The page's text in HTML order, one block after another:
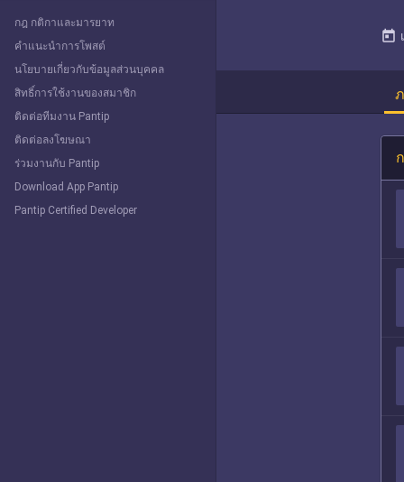
today
Explore
กฎ กติกาและมารยาท
คำแนะนำการโพสต์
นโยบายเกี่ยวกับข้อมูลส่วนบุคคล
สิทธิ์การใช้งานของสมาชิก
ติดต่อทีมงาน Pantip
ติดต่อลงโฆษณา
ร่วมงานกับ Pantip
Download App Pantip
Pantip Certified Developer